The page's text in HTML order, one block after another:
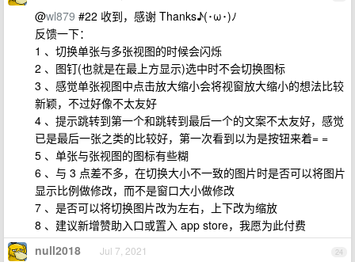
@wl879 #22 收到，感谢 Thanks♪(･ω･)ﾉ
反馈一下：
1 、切换单张与多张视图的时候会闪烁
2 、图钉(也就是在最上方显示)选中时不会切换图标
3 、感觉单张视图中点击放大缩小会将视窗放大缩小的想法比较
新颖，不过好像不太友好
4 、提示跳转到第一个和跳转到最后一个的文案不太友好，感觉
已是最后一张之类的比较好，第一次看到以为是按钮来着= =
5 、单张与张视图的图标有些糊
6 、与 3 点差不多，在切换大小不一致的图片时是否可以将图片
显示比例做修改，而不是窗口大小做修改
7 、是否可以将切换图片改为左右，上下改为缩放
8 、建议新增赞助入口或置入 app store，我愿为此付费
24
null2018 Jul 7, 2021